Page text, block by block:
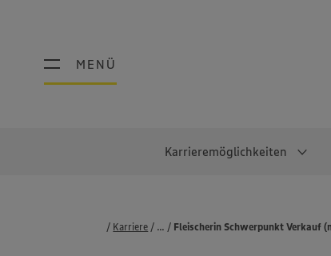
MENÜ
MENÜ
Karrieremöglichkeiten
Karriere Stellenbörse
Fleischerin Schwerpunkt Verkauf
...